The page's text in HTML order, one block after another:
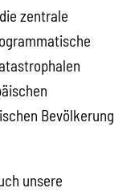
zentrale
Bevölkerung
unsere